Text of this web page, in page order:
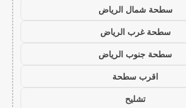
سطحة شمال الرياض
سطحة غرب الرياض
سطحة جنوب الرياض
اقرب سطحة
تشليح